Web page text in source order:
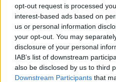
opt-out request is processed
interest-based ads based on
us or personal information
your opt-out. You may
disclosure of your personal
IAB’s list of downstream
also be disclosed by us to third
Downstream Participants that
GOSSIP
Meghan
ribelle festeggia